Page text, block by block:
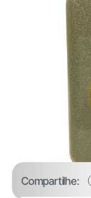
Compartilhe: